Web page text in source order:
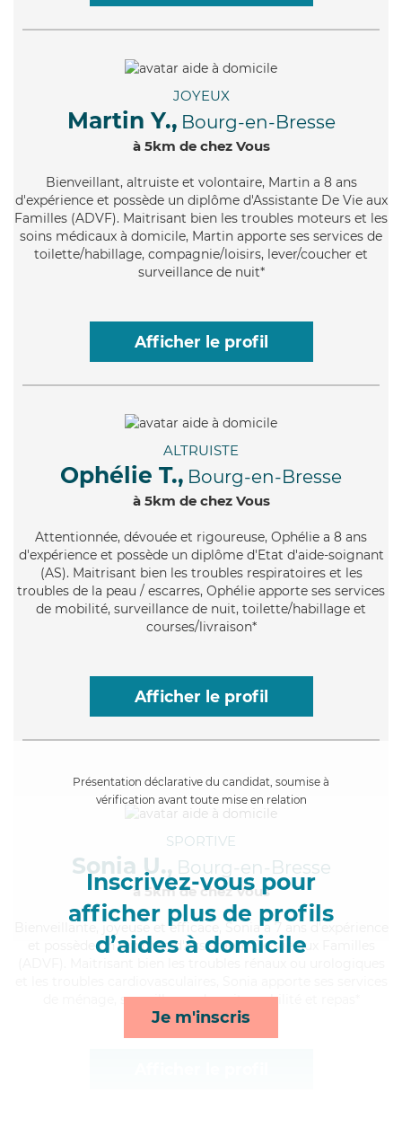
JOYEUX
Martin Y., Bourg-en-Bresse
à 5km de chez Vous
Bienveillant, altruiste et volontaire, Martin a 8 ans
d'expérience et possède un diplôme d'Assistante De Vie aux
Familles (ADVF). Maitrisant bien les troubles moteurs et les
soins médicaux à domicile, Martin apporte ses services de
toilette/habillage, compagnie/loisirs, lever/coucher et
surveillance de nuit*
Afficher le profil
ALTRUISTE
Ophélie T., Bourg-en-Bresse
à 5km de chez Vous
Attentionnée, dévouée et rigoureuse, Ophélie a 8 ans
d'expérience et possède un diplôme d'Etat d'aide-soignant
(AS). Maitrisant bien les troubles respiratoires et les
troubles de la peau / escarres, Ophélie apporte ses services
de mobilité, surveillance de nuit, toilette/habillage et
courses/livraison*
Afficher le profil
Présentation déclarative du candidat, soumise à
vérification avant toute mise en relation
Inscrivez-vous pour
afficher plus de profils
d’aides à domicile
Je m'inscris
SPORTIVE
Sonia U., Bourg-en-Bresse
à 5km de chez Vous
, joyeuse et efficace, Sonia a 7 ans d'expérience
et possède un diplôme d'Assistante De Vie aux Familles
de ménage, surveillance de nuit, mobilité et repas*